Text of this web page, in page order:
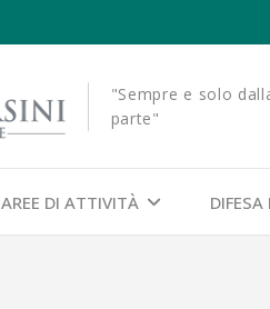
"Sempre e solo
parte"
AREE DI ATTIVITÀ